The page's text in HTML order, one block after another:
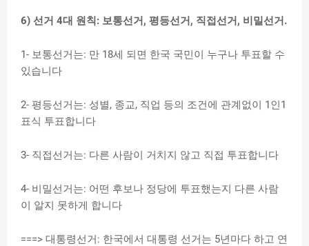
6) 선거 4대 원칙: 보통선거, 평등선거, 직접선거, 비밀선거.
1- 보통선거는: 만 18세 되면 한국 국민이 누구나 투표할 수
있습니다
2- 평등선거는: 성별, 종교, 직업 등의 조건에 관계없이 1인1
표식 투표합니다
3- 직접선거는: 다른 사람이 거치지 않고 직접 투표합니다
4- 비밀선거는: 어떤 후보나 정당에 투표했는지 다른 사람
이 알지 못하게 합니다
===> 대통령선거: 한국에서 대통령 선거는 5년마다 하고 연